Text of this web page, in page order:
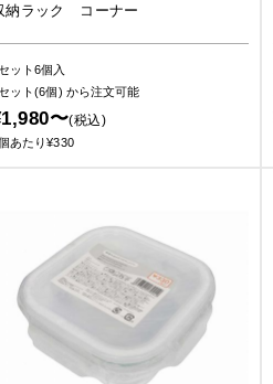
納ラック コーナー
ット6個入
ット(6個) から注文可能
〜(税込)
あたり¥330